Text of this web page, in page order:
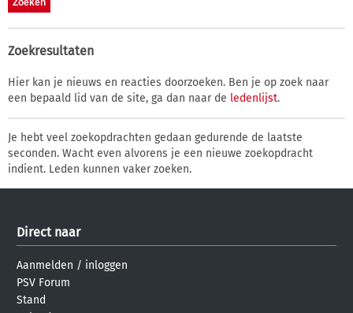
Zoekresultaten
Hier kan je nieuws en reacties doorzoeken. Ben je op zoek naar
een bepaald lid van de site, ga dan naar de ledenlijst.
Je hebt veel zoekopdrachten gedaan gedurende de laatste
seconden. Wacht even alvorens je een nieuwe zoekopdracht
indient. Leden kunnen vaker zoeken.
Direct naar
Aanmelden / inloggen
PSV Forum
Stand